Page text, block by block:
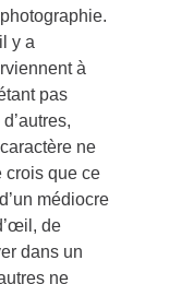
y a
à
pas
ne
crois que ce
médiocre
de
dans un
ne